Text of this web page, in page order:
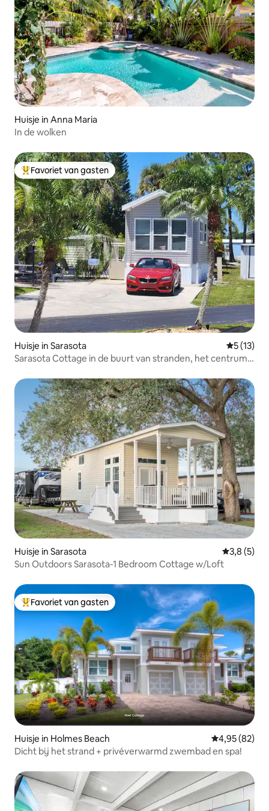
Huisje in Anna Maria
In de wolken
Topfavoriet van gasten
Favoriet van gasten
Huisje in Sarasota
5 (13)
Sarasota Cottage in de buurt van stranden, het centrum
Huisje in Sarasota
3,8 (5)
Sun Outdoors Sarasota-1 Bedroom Cottage w/Loft
Topfavoriet van gasten
Favoriet van gasten
Huisje in Holmes Beach Gemiddelde
4,95 (82)
Dicht bij het strand + privéverwarmd zwembad en spa!